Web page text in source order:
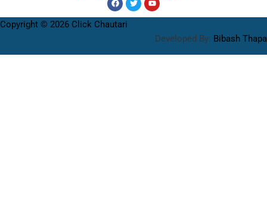
Copyright © 2026 Click Chautari
Developed By: Bibash Thapa